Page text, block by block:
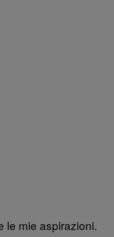
le mie aspirazioni.